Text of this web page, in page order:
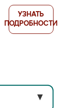
УЗНАТЬ
ПОДРОБНОСТИ
▼